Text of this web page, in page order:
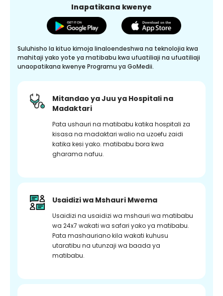
Inapatikana kwenye
Suluhisho la kituo kimoja linaloendeshwa na teknolojia kwa
mahitaji yako yote ya matibabu kwa ufuatiliaji na ufuatiliaji
unaopatikana kwenye Programu ya GoMedii.
Mitandao ya Juu ya Hospitali na
Madaktari
Pata ushauri na matibabu katika hospitali za
kisasa na madaktari walio na uzoefu zaidi
katika kesi yako. matibabu bora kwa
gharama nafuu.
Usaidizi wa Mshauri Mwema
Usaidizi na usaidizi wa mshauri wa matibabu
wa 24x7 wakati wa safari yako ya matibabu.
Pata mashauriano kila wakati kuhusu
utaratibu na utunzaji wa baada ya
matibabu.